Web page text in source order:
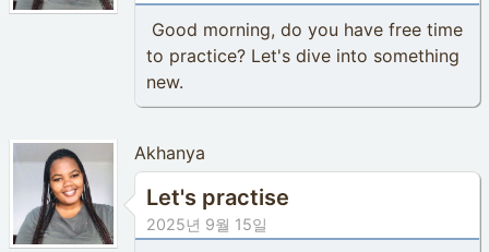
Good morning, do you have free time
to practice? Let's dive into something
new.
Akhanya
Let's practise
2025년 9월 15일